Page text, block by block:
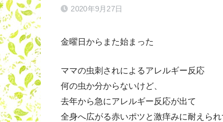
2020年9月27日
金曜日からまた始まった
ママの虫刺されによるアレルギー反応
何の虫か分からないけど、
去年から急にアレルギー反応が出て
全身へ広がる赤いポツと激痒みに耐えら